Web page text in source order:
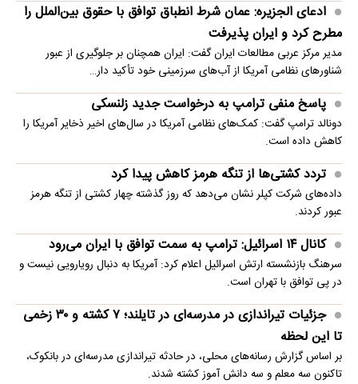
ادعای الجزیره: عمان شرط انطباق توافق با حقوق بین‌الملل را
مطرح کرد و ایران پذیرفت
مدیر مرکز عربی مطالعات ایران گفت: ایران همچنان بر جلوگیری از عبور
شناورهای نظامی آمریکا از آب‌های سرزمینی خود تأکید دار…
پاسخ منفی ترامپ به درخواست جدید زلنسکی
دونالد ترامپ گفت: کمک‌های نظامی آمریکا در سال‌های اخیر ذخایر آمریکا را
کاهش داده است.
تردد کشتی‌ها از تنگه هرمز کاهش پیدا کرد
داده‌های شرکت کپلر نشان می‌دهد که روز گذشته چهار کشتی از تنگه هرمز
عبور کردند.
کانال ۱۴ اسرائیل: ترامپ به سمت توافق با ایران می‌رود
سرهنگ بازنشسته ارتش اسرائیل اعلام کرد: آمریکا به دنبال رویارویی نیست و
در پی توافق با تهران است.
جزئیات تیراندازی در مدرسه‌ای در تایلند؛ ۷ کشته و ۳۰ زخمی
تا این لحظه
بر اساس گزارش رسانه‌های محلی، در حادثه تیراندازی مدرسه‌ای در بانکوک،
تاکنون سه معلم و سه دانش آموز کشته شدند.